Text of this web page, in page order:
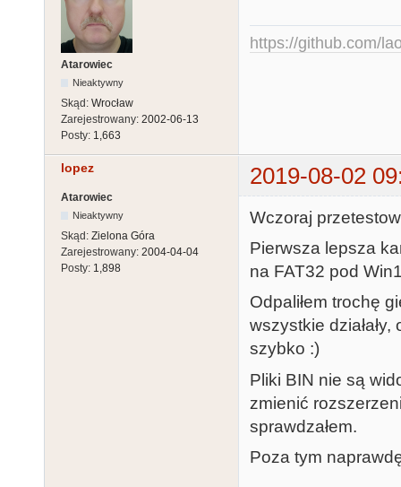
Atarowiec
Nieaktywny
Skąd: Wrocław
Zarejestrowany: 2002-06-13
Posty: 1,663
https://github.com/
lopez 2019-08-02
Atarowiec
Nieaktywny
Skąd: Zielona Góra
Zarejestrowany: 2004-04-04
Posty: 1,898
Wczoraj
Pierwsza lepsza
na FAT32 pod
Odpaliłem trochę
wszystkie
szybko :)
Pliki BIN nie są
zmienić
sprawdzałem.
Poza tym